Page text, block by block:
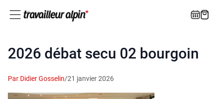
2026 débat secu 02 bourgoin
Par Didier Gosselin/21 janvier 2026